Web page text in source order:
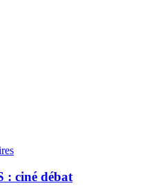
: ciné débat